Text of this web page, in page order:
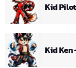
Kid
Kid Ken